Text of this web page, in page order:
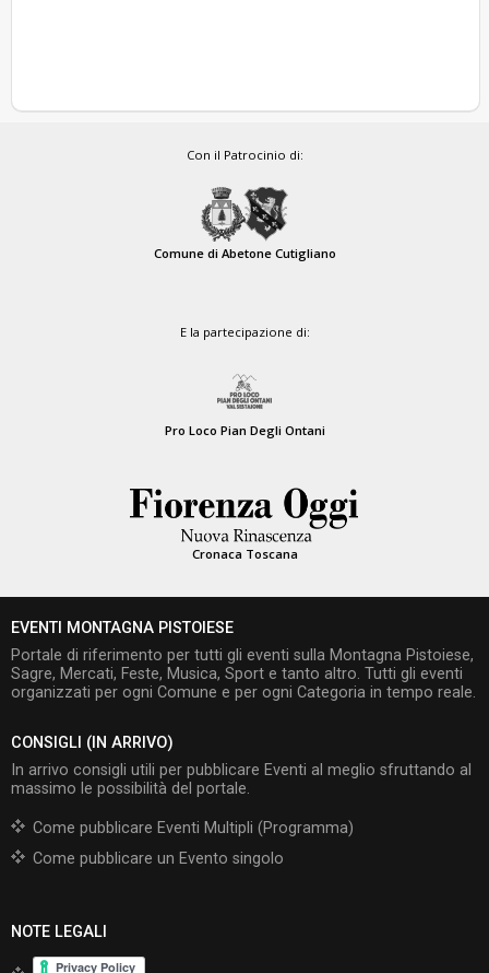
Con il Patrocinio di:
Comune di Abetone Cutigliano
E la partecipazione di:
Pro Loco Pian Degli Ontani
Cronaca Toscana
EVENTI MONTAGNA PISTOIESE
Portale di riferimento per tutti gli eventi sulla Montagna Pistoiese,
Sagre, Mercati, Feste, Musica, Sport e tanto altro. Tutti gli eventi
organizzati per ogni Comune e per ogni Categoria in tempo reale.
CONSIGLI (IN ARRIVO)
In arrivo consigli utili per pubblicare Eventi al meglio sfruttando al
massimo le possibilità del portale.
Come pubblicare Eventi Multipli (Programma)
Come pubblicare un Evento singolo
NOTE LEGALI